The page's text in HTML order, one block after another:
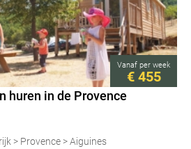
Vanaf per week
€ 455
huren in de Provence
> Provence > Aiguines